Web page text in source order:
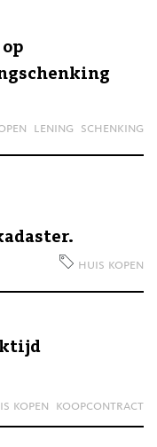
lening schenking
huis kopen
kopen koopcontract